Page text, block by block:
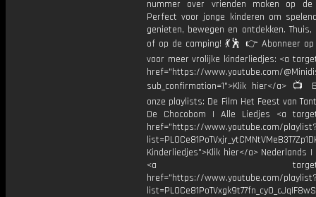
nummer over vrienden maken op de
Perfect voor jonge kinderen om
genieten, bewegen en ontdekken. Thuis,
of op de camping! 💃🕺 👉 Abonneer op
voor meer vrolijke kinderliedjes: <a
href="https://www.youtube.com/
sub_confirmation=1">Klik hier</a> 📺
onze playlists: De Film Het Feest van
De Chocobom | Alle Liedjes <a
href="https://www.youtube.com/
Kinderliedjes">Klik hier</a> Nederlands |
<a
href="https://www.youtube.com/